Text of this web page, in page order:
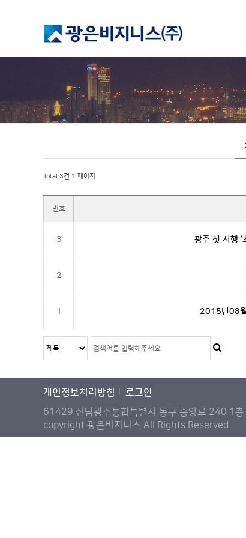
Total 3건 1 페이지
번호
3 광주 첫 시행
2
1 2015년08
개인정보처리방침
로그인
61429 전남광주통합특별시 동구 중앙로 240
copyright 광은비지니스 All Rights Reserved